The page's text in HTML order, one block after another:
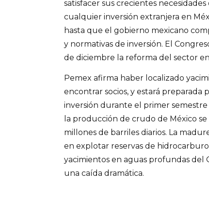
satisfacer sus crecientes
cualquier inversión extranjera en
hasta que el gobierno mexicano
y normativas de inversión. El
de diciembre la reforma del sector
Pemex afirma haber localizado
encontrar socios, y estará preparada
inversión durante el primer semestre
la producción de crudo de México
millones de barriles diarios. La
en explotar reservas de
yacimientos en aguas profundas del
una caída dramática.